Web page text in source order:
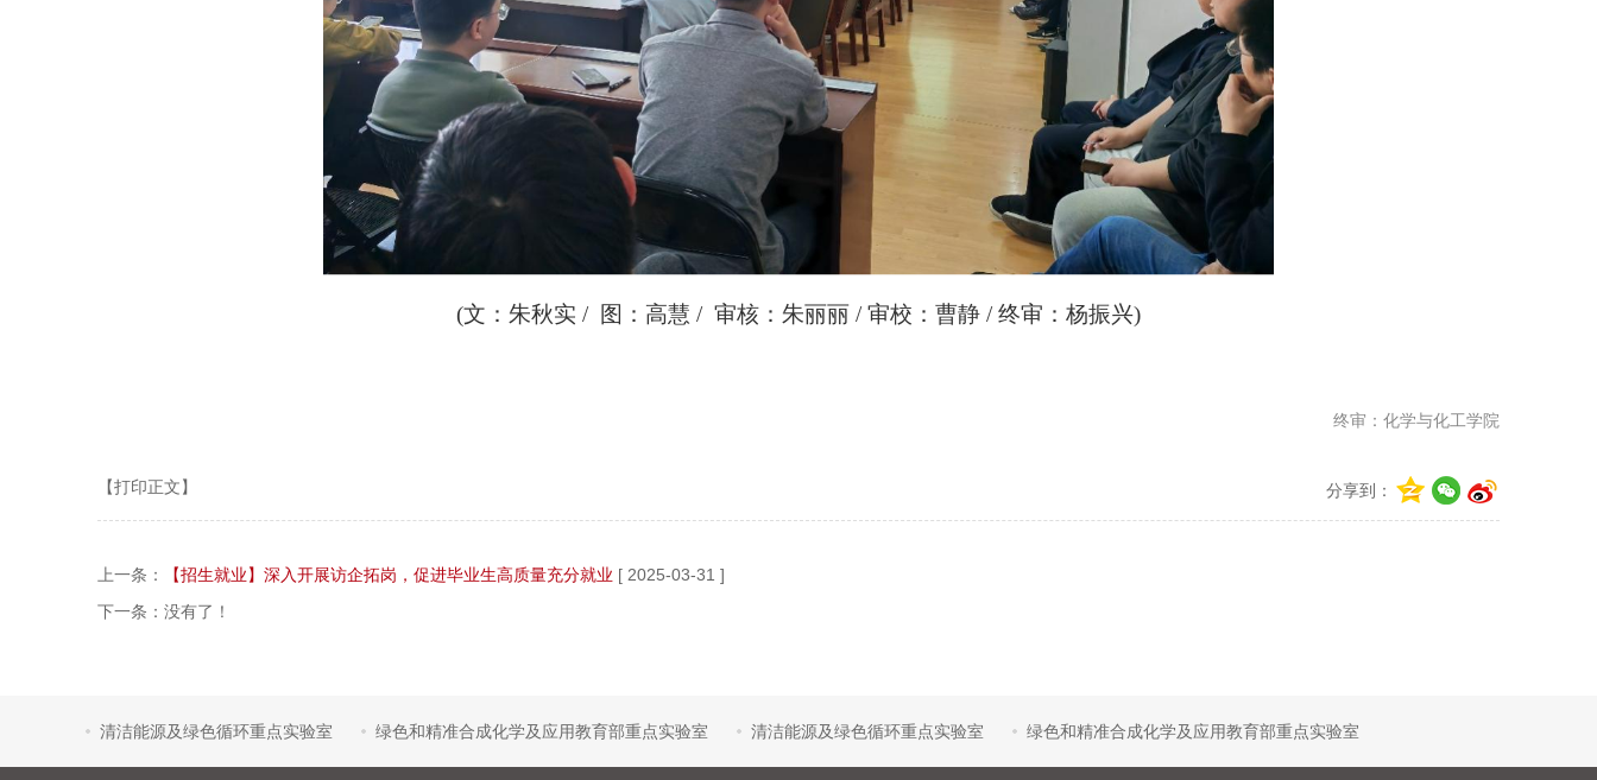
(文：朱秋实 / 图：高慧 / 审核：朱丽丽 / 审校：曹静 / 终审：杨振兴)
终审：化学与化工学院
分享到：
【打印正文】
上一条： 【招生就业】深入开展访企拓岗，促进毕业生高质量充分就业 [ 2025-03-31 ]
下一条：没有了！
清洁能源及绿色循环重点实验室 绿色和精准合成化学及应用教育部重点实验室 清洁能源及绿色循环重点实验室 绿色和精准合成化学及应用教育部重点实验室